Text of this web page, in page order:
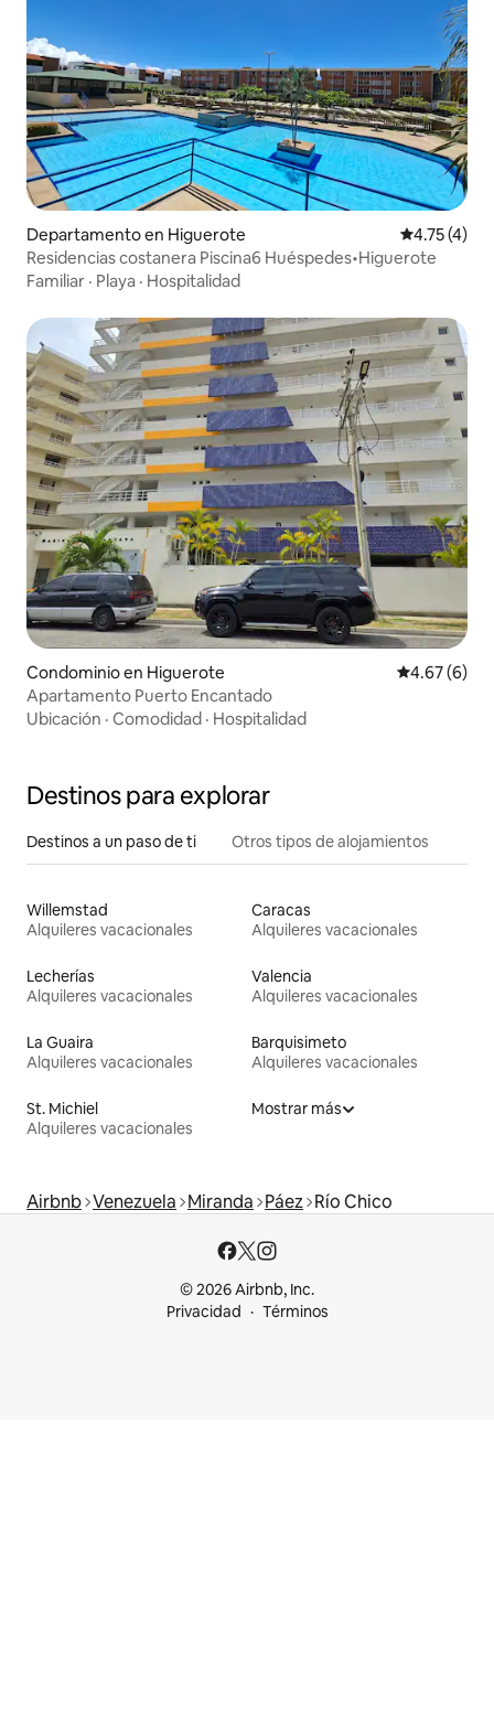
Departamento en Higuerote Calificación
4.75 (4)
Residencias costanera Piscina6 Huéspedes•Higuerote
Familiar · Playa · Hospitalidad
Condominio en Higuerote Calificación
4.67 (6)
Apartamento Puerto Encantado
Ubicación · Comodidad · Hospitalidad
Destinos para explorar
Destinos a un paso de ti Otros tipos de alojamientos
Willemstad
Alquileres vacacionales
Caracas
Alquileres vacacionales
Lecherías
Alquileres vacacionales
Valencia
Alquileres vacacionales
La Guaira
Alquileres vacacionales
Barquisimeto
Alquileres vacacionales
St. Michiel
Alquileres vacacionales
Mostrar más
Airbnb Venezuela Miranda Páez Río Chico
© 2026 Airbnb, Inc.
Privacidad
Términos